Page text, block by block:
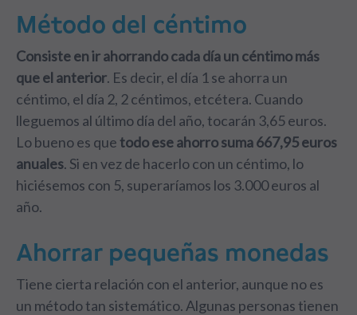
Método del céntimo
Consiste en ir ahorrando cada día un céntimo más
que el anterior. Es decir, el día 1 se ahorra un
céntimo, el día 2, 2 céntimos, etcétera. Cuando
lleguemos al último día del año, tocarán 3,65 euros.
Lo bueno es que todo ese ahorro suma 667,95 euros
anuales. Si en vez de hacerlo con un céntimo, lo
hiciésemos con 5, superaríamos los 3.000 euros al
año.
Ahorrar pequeñas monedas
Tiene cierta relación con el anterior, aunque no es
un método tan sistemático. Algunas personas tienen